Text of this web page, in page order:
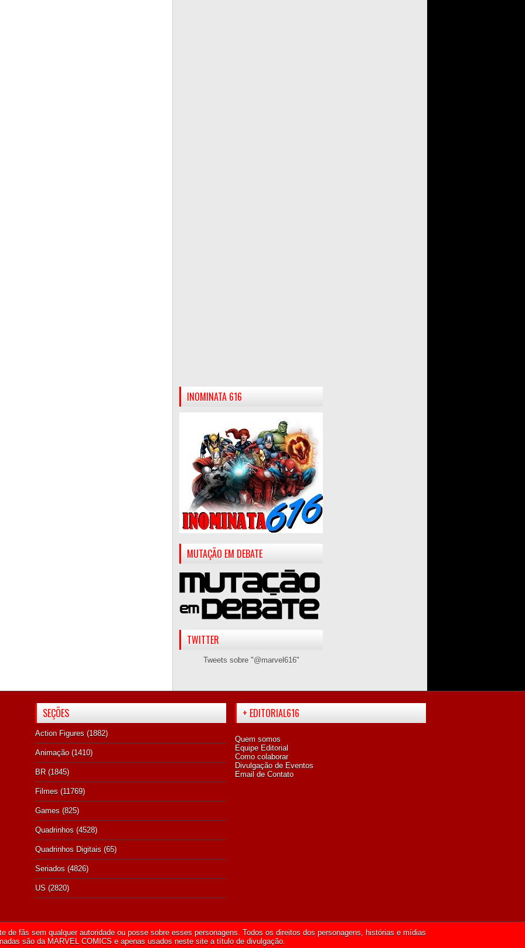
INOMINATA 616
MUTAÇÃO EM DEBATE
TWITTER
Tweets sobre "@marvel616"
SEÇÕES
Action Figures (1882)
Animação (1410)
BR (1845)
Filmes (11769)
Games (825)
Quadrinhos (4528)
Quadrinhos Digitais (65)
Seriados (4826)
US (2820)
+ EDITORIAL616
Quem somos
Equipe Editorial
Como colaborar
Divulgação de Eventos
Email de Contato
de fãs sem qualquer autoridade ou posse sobre esses personagens. Todos os direitos dos personagens, histórias e mídias
são da MARVEL COMICS e apenas usados neste site a título de divulgação.